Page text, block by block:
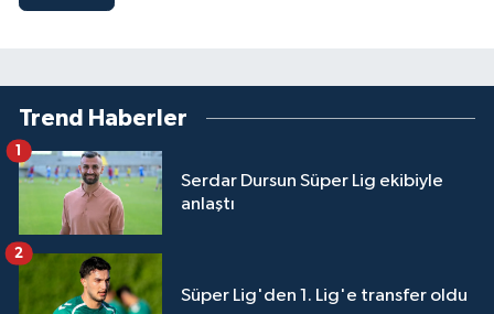
Trend Haberler
Serdar Dursun Süper Lig ekibiyle
anlaştı
1
Süper Lig'den 1. Lig'e transfer oldu
2